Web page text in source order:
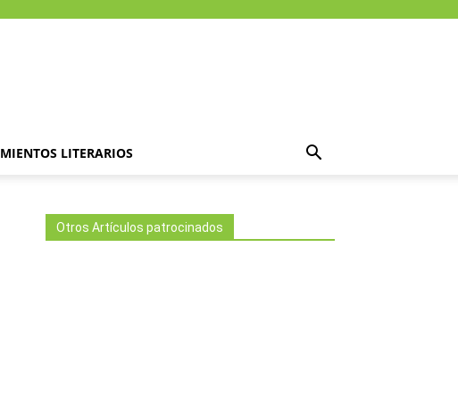
LITERARIOS
Otros Artículos patrocinados